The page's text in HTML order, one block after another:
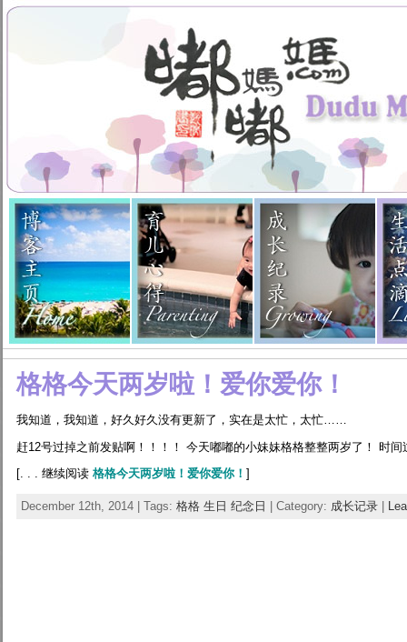
格格今天两岁啦！爱你爱你！
我知道，我知道，好久好久没有更新了，实在是太忙，太忙……
赶12号过掉之前发贴啊！！！！ 今天嘟嘟的小妹妹格格整整两岁了！ 时
[. . . 继续阅读 格格今天两岁啦！爱你爱你！ ]
December 12th, 2014 | Tags: 格格 生日 纪念日 | Category: 成长记录|